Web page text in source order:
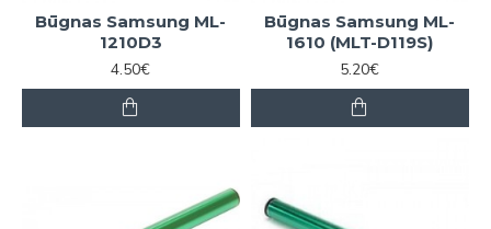
Būgnas Samsung ML-
1210D3
4.50€
Būgnas Samsung ML-
1610 (MLT-D119S)
5.20€